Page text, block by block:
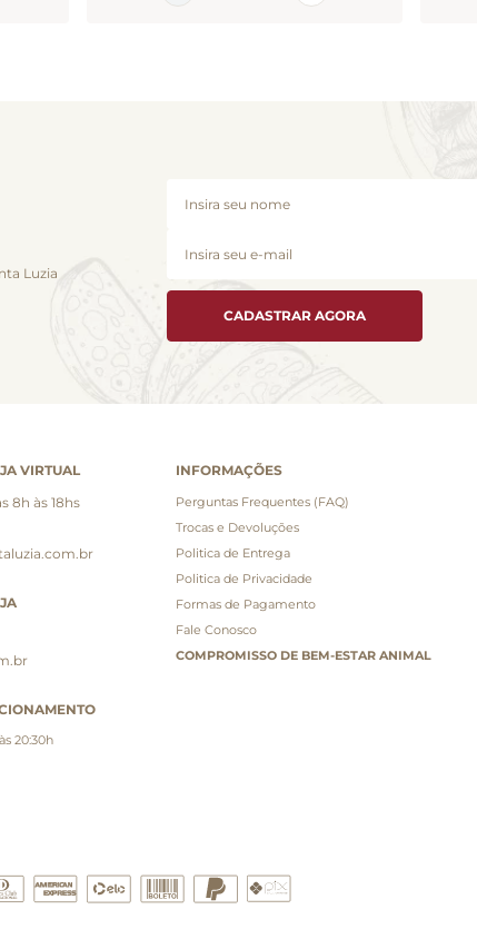
Luzia
CADASTRAR AGORA
VIRTUAL
8h às 18hs
20:30h
INFORMAÇÕES
Perguntas Frequentes (FAQ)
Trocas e Devoluções
Politica de Entrega
Politica de Privacidade
Formas de Pagamento
Fale Conosco
COMPROMISSO DE BEM-ESTAR ANIMAL